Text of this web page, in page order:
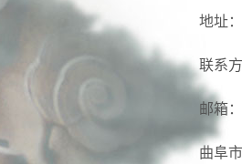
地址
联系
邮箱
曲阜